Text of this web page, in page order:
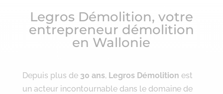
Legros Démolition, votre
entrepreneur démolition
en Wallonie
Depuis plus de 30 ans, Legros Démolition est
un acteur incontournable dans le domaine de